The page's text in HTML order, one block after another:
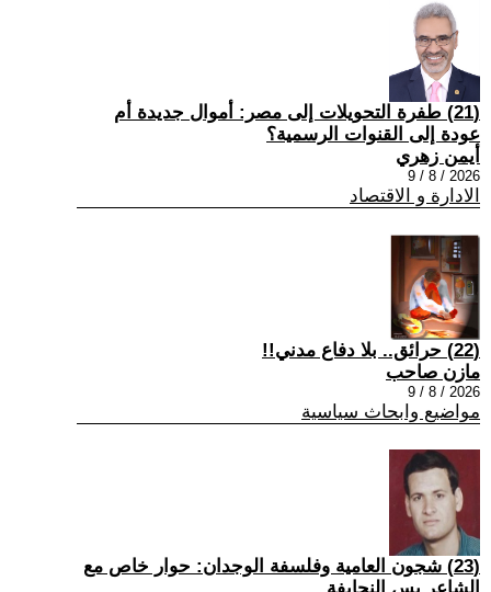
(21) طفرة التحويلات إلى مصر: أموال جديدة أم
عودة إلى القنوات الرسمية؟
أيمن زهري
2026 / 8 / 9
الادارة و الاقتصاد
(22) حرائق.. بلا دفاع مدني!!
مازن صاحب
2026 / 8 / 9
مواضيع وابحاث سياسية
(23) شجون العامية وفلسفة الوجدان: حوار خاص مع